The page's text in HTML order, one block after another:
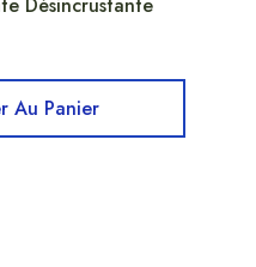
Désincrustante
Au Panier